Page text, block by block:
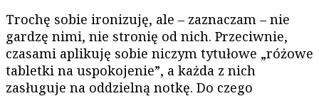
Trochę sobie ironizuję, ale – zaznaczam – nie
gardzę nimi, nie stronię od nich. Przeciwnie,
czasami aplikuję sobie niczym tytułowe „różowe
tabletki na uspokojenie”, a każda z nich
zasługuje na oddzielną notkę. Do czego